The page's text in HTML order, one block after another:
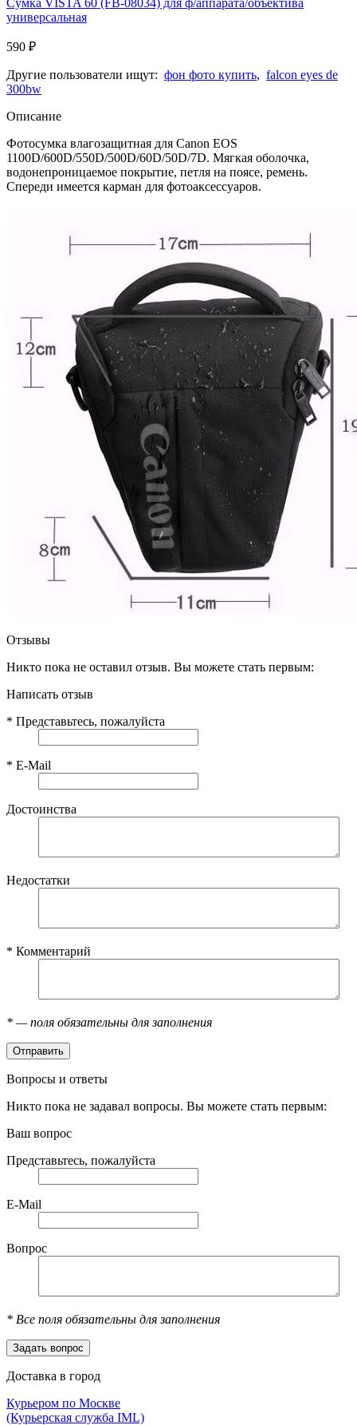
Сумка VISTA 60 (FB-08034) для ф/аппарата/объектива
универсальная
590 ₽
Другие пользователи ищут: фон фото купить, falcon eyes de
300bw
Описание
Фотосумка влагозащитная для Canon EOS
1100D/600D/550D/500D/60D/50D/7D. Мягкая оболочка,
водонепроницаемое покрытие, петля на поясе, ремень.
Спереди имеется карман для фотоаксессуаров.
Отзывы
Никто пока не оставил отзыв. Вы можете стать первым:
Написать отзыв
* Представьтесь, пожалуйста
* E-Mail
Достоинства
Недостатки
* Комментарий
* — поля обязательны для заполнения
Вопросы и ответы
Никто пока не задавал вопросы. Вы можете стать первым:
Ваш вопрос
Представьтесь, пожалуйста
E-Mail
Вопрос
* Все поля обязательны для заполнения
Доставка в город
Курьером по Москве
(Курьерская служба IML)